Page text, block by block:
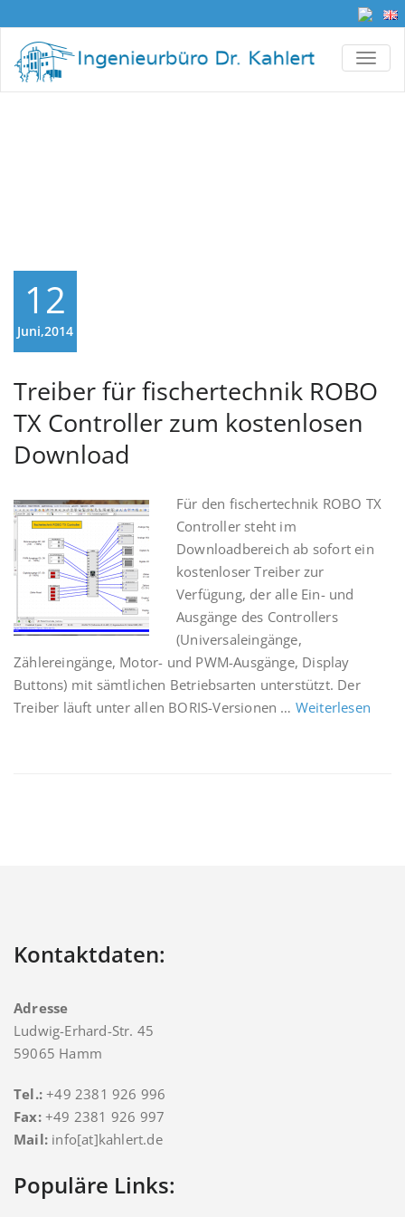
12
Juni,2014
Treiber für fischertechnik ROBO
TX Controller zum kostenlosen
Download
Für den fischertechnik ROBO TX
Controller steht im
Downloadbereich ab sofort ein
kostenloser Treiber zur
Verfügung, der alle Ein- und
Ausgänge des Controllers
(Universaleingänge,
Zählereingänge, Motor- und PWM-Ausgänge, Display
Buttons) mit sämtlichen Betriebsarten unterstützt. Der
Treiber läuft unter allen BORIS-Versionen … Weiterlesen
Kontaktdaten:
Adresse
Ludwig-Erhard-Str. 45
59065 Hamm
Tel.:+49 2381 926 996
Fax: +49 2381 926 997
Mail: info[at]kahlert.de
Populäre Links: